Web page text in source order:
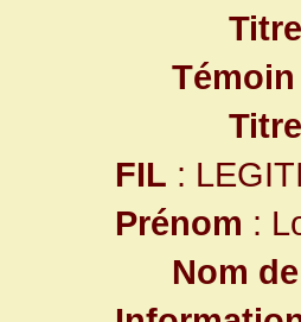
Titre
Titre
FIL :
Prénom :
Nom